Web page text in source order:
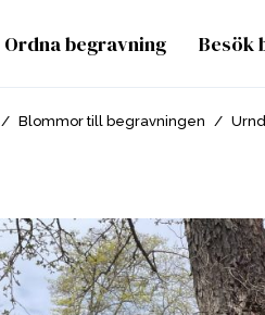
Ordna begravning Besök
/ Blommor till begravningen /